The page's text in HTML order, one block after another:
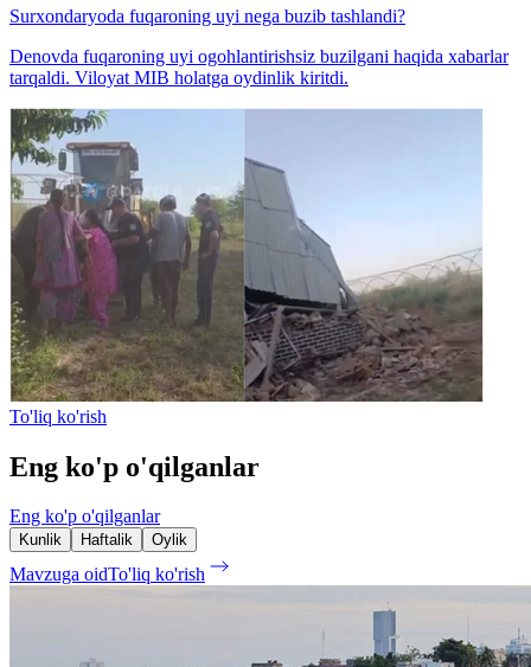
Surxondaryoda fuqaroning uyi nega buzib tashlandi?
Denovda fuqaroning uyi ogohlantirishsiz buzilgani haqida xabarlar
tarqaldi. Viloyat MIB holatga oydinlik kiritdi.
To'liq ko'rish
Eng ko'p o'qilganlar
Eng ko'p o'qilganlar
Kunlik Haftalik Oylik
Mavzuga oidTo'liq ko'rish